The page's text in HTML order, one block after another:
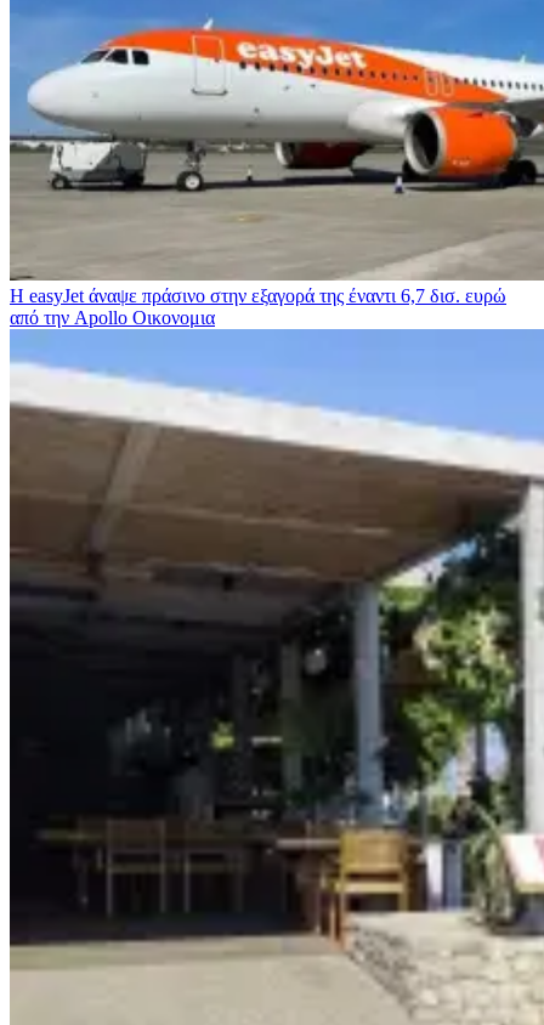
Η easyJet άναψε πράσινο στην εξαγορά της έναντι 6,7 δισ. ευρώ
από την Apollo Οικονομια